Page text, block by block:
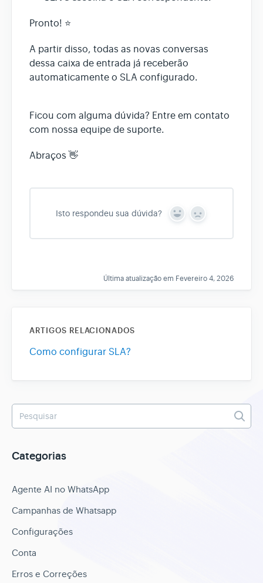
Pronto! ⭐
A partir disso, todas as novas conversas
dessa caixa de entrada já receberão
automaticamente o SLA configurado.
Ficou com alguma dúvida? Entre em contato
com nossa equipe de suporte.
Abraços 👋
Isto respondeu sua dúvida?
Y
s
N
Última atualização em Fevereiro 4, 2026
ARTIGOS RELACIONADOS
Como configurar SLA?
Categorias
Agente AI no WhatsApp
Campanhas de Whatsapp
Configurações
Conta
Erros e Correções